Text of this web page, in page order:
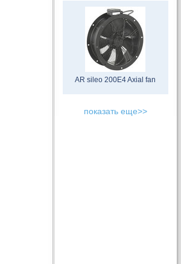
AR sileo 200E4 Axial fan
показать еще>>